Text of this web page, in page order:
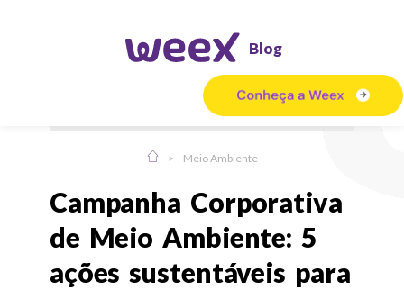
Blog
> Meio Ambiente
Campanha Corporativa
de Meio Ambiente: 5
ações sustentáveis para